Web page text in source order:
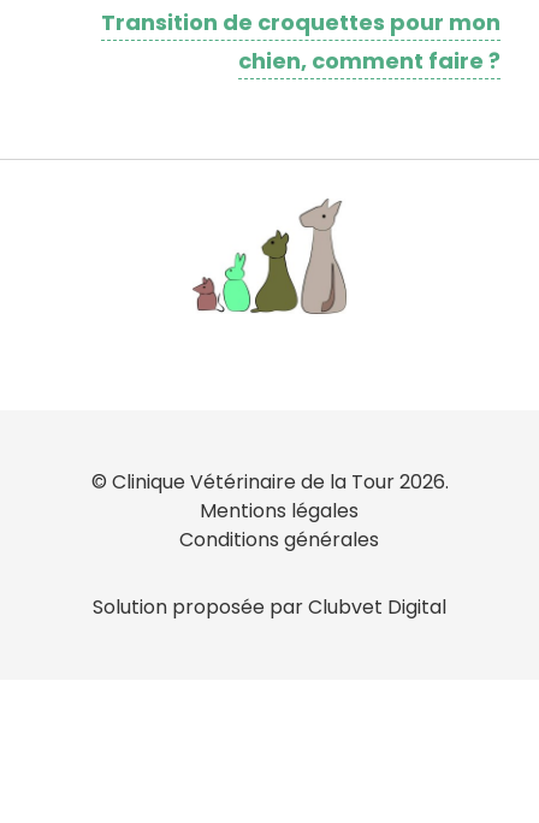
Transition de croquettes pour mon
chien, comment faire ?
© Clinique Vétérinaire de la Tour 2026.
Mentions légales
Conditions générales
Solution proposée par Clubvet Digital